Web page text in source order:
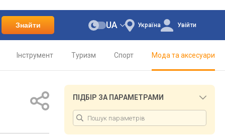
Знайти Україна
UA Увійти
Інструмент Туризм Спорт Мода та аксесуари
ПІДБІР ЗА ПАРАМЕТРАМИ